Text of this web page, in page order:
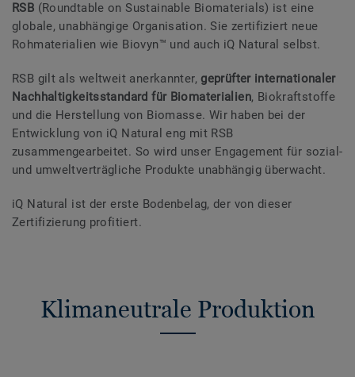
RSB (Roundtable on Sustainable Biomaterials) ist eine
globale, unabhängige Organisation. Sie zertifiziert neue
Rohmaterialien wie Biovyn™ und auch iQ Natural selbst.
RSB gilt als weltweit anerkannter, geprüfter internationaler
Nachhaltigkeitsstandard für Biomaterialien, Biokraftstoffe
und die Herstellung von Biomasse. Wir haben bei der
Entwicklung von iQ Natural eng mit RSB
zusammengearbeitet. So wird unser Engagement für sozial-
und umweltverträgliche Produkte unabhängig überwacht.
iQ Natural ist der erste Bodenbelag, der von dieser
Zertifizierung profitiert.
Klimaneutrale Produktion